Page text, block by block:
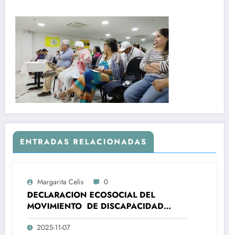
ENTRADAS RELACIONADAS
Margarita Celis 0
DECLARACION ECOSOCIAL DEL
MOVIMIENTO DE DISCAPACIDAD
COLOMBIA – MOSODIC- A LA
ORGANIZACIONES DE LA SOCIEDAD
2025-11-07